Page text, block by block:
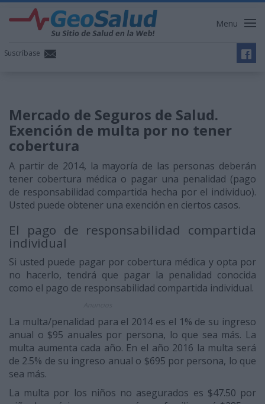
Menu
Suscríbase
Mercado de Seguros de Salud.
Exención de multa por no tener
cobertura
A partir de 2014, la mayoría de las personas deberán
tener cobertura médica o pagar una penalidad (pago
de responsabilidad compartida hecha por el individuo).
Usted puede obtener una exención en ciertos casos.
El pago de responsabilidad compartida
individual
Si usted puede pagar por cobertura médica y opta por
no hacerlo, tendrá que pagar la penalidad conocida
como el pago de responsabilidad compartida individual.
La multa/penalidad para el 2014 es el 1% de su ingreso
anual o $95 anuales por persona, lo que sea más. La
multa aumenta cada año. En el año 2016 la multa será
de 2.5% de su ingreso anual o $695 por persona, lo que
sea más.
La multa por los niños no asegurados es $47.50 por